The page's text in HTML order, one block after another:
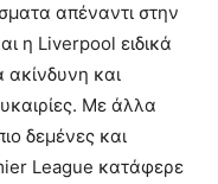
απέναντι στην
η Liverpool ειδικά
και
Με άλλα
δεμένες και
League κατάφερε